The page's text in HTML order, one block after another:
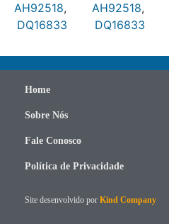
AH92518,
DQ16833
AH92518,
DQ16833
Home
Sobre Nós
Fale Conosco
Política de Privacidade
Site desenvolvido por Kind Company